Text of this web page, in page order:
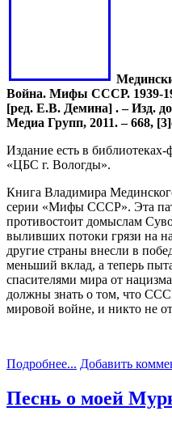
Война. Мифы СССР. 1939-
[ред. Е.В. Демина] . – Изд.
Медиа Групп, 2011. – 668,
Издание есть в
«ЦБС г. Вологды».
Книга Владимира
серии «Мифы СССР». Эта
противостоит домыслам
выливших потоки грязи на
другие страны внесли в
меньший вклад, а теперь
спасителями мира от
должны знать о том, что
мировой войне, и никто не
Подробнее... Добавить
Песнь о моей